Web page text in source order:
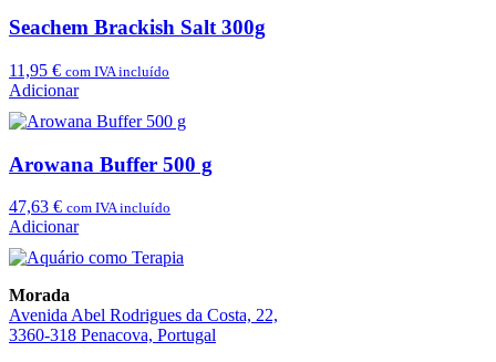
Seachem Brackish Salt 300g
11,95 € com IVA incluído
Adicionar
Arowana Buffer 500 g
47,63 € com IVA incluído
Adicionar
Morada
Avenida Abel Rodrigues da Costa, 22,
3360-318 Penacova, Portugal